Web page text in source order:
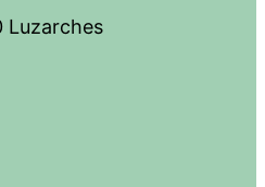
Luzarches